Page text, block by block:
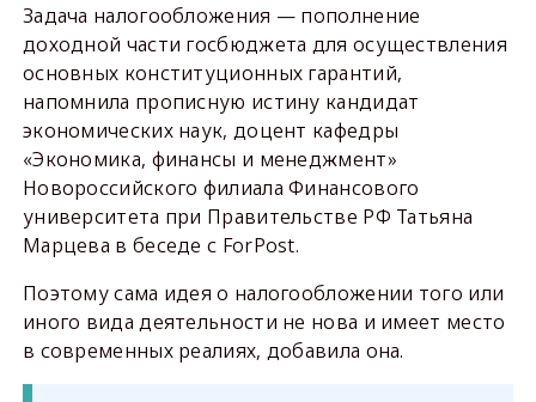
Задача налогообложения — пополнение
доходной части госбюджета для осуществления
основных конституционных гарантий,
напомнила прописную истину кандидат
экономических наук, доцент кафедры
«Экономика, финансы и менеджмент»
Новороссийского филиала Финансового
университета при Правительстве РФ Татьяна
Марцева в беседе с ForPost.
Поэтому сама идея о налогообложении того или
иного вида деятельности не нова и имеет место
в современных реалиях, добавила она.